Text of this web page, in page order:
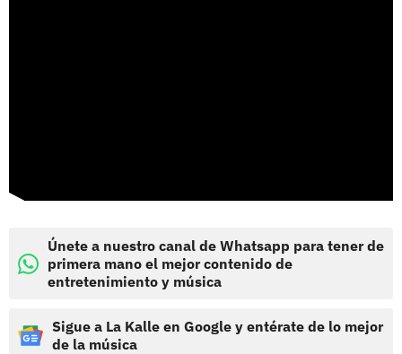
Únete a nuestro canal de Whatsapp para tener de
primera mano el mejor contenido de
entretenimiento y música
Sigue a La Kalle en Google y entérate de lo mejor
de la música